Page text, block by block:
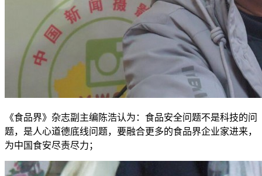
《食品界》杂志副主编陈浩认为：食品安全问题不是科技的问
题，是人心道德底线问题，要融合更多的食品界企业家进来，
为中国食安尽责尽力；